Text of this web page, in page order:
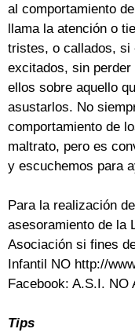
al comportamiento
llama la atención o
tristes, o callados, si
excitados, sin
ellos sobre aquello
asustarlos. No
comportamiento de
maltrato, pero es
y escuchemos para
Para la realización
asesoramiento de la
Asociación si fines
Infantil NO http://
Facebook: A.S.I. NO
Tips